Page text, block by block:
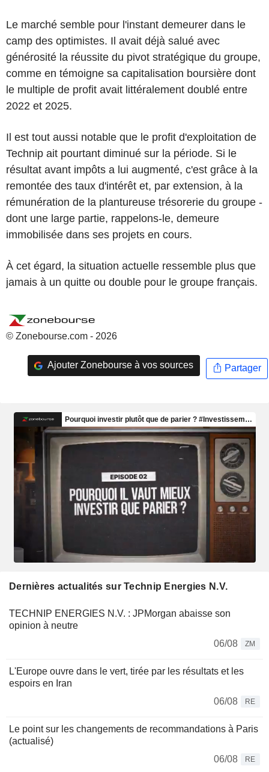
Le marché semble pour l'instant demeurer dans le
camp des optimistes. Il avait déjà salué avec
générosité la réussite du pivot stratégique du groupe,
comme en témoigne sa capitalisation boursière dont
le multiple de profit avait littéralement doublé entre
2022 et 2025.
Il est tout aussi notable que le profit d'exploitation de
Technip ait pourtant diminué sur la période. Si le
résultat avant impôts a lui augmenté, c'est grâce à la
remontée des taux d'intérêt et, par extension, à la
rémunération de la plantureuse trésorerie du groupe -
dont une large partie, rappelons-le, demeure
immobilisée dans ses projets en cours.
À cet égard, la situation actuelle ressemble plus que
jamais à un quitte ou double pour le groupe français.
© Zonebourse.com - 2026
Ajouter Zonebourse à vos sources Partager
Dernières actualités sur Technip Energies N.V.
TECHNIP ENERGIES N.V. : JPMorgan abaisse son
opinion à neutre
06/08
ZM
L'Europe ouvre dans le vert, tirée par les résultats et les
espoirs en Iran
06/08
RE
Le point sur les changements de recommandations à Paris
(actualisé)
06/08
RE